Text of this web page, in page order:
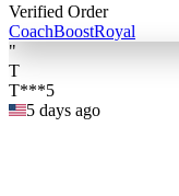
Verified Order
CoachBoostRoyal
"
T
T***5
5 days ago